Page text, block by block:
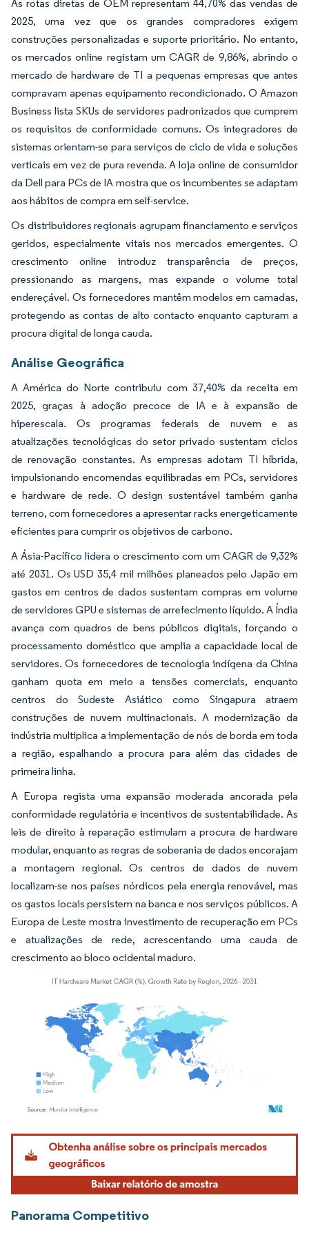
As rotas diretas de OEM representam 44,70% das vendas de
2025, uma vez que os grandes compradores exigem
construções personalizadas e suporte prioritário. No entanto,
os mercados online registam um CAGR de 9,86%, abrindo o
mercado de hardware de TI a pequenas empresas que antes
compravam apenas equipamento recondicionado. O Amazon
Business lista SKUs de servidores padronizados que cumprem
os requisitos de conformidade comuns. Os integradores de
sistemas orientam-se para serviços de ciclo de vida e soluções
verticais em vez de pura revenda. A loja online de consumidor
da Dell para PCs de IA mostra que os incumbentes se adaptam
aos hábitos de compra em self-service.
Os distribuidores regionais agrupam financiamento e serviços
geridos, especialmente vitais nos mercados emergentes. O
crescimento online introduz transparência de preços,
pressionando as margens, mas expande o volume total
endereçável. Os fornecedores mantêm modelos em camadas,
protegendo as contas de alto contacto enquanto capturam a
procura digital de longa cauda.
Análise Geográfica
A América do Norte contribuiu com 37,40% da receita em
2025, graças à adoção precoce de IA e à expansão de
hiperescala. Os programas federais de nuvem e as
atualizações tecnológicas do setor privado sustentam ciclos
de renovação constantes. As empresas adotam TI híbrida,
impulsionando encomendas equilibradas em PCs, servidores
e hardware de rede. O design sustentável também ganha
terreno, com fornecedores a apresentar racks energeticamente
eficientes para cumprir os objetivos de carbono.
A Ásia-Pacífico lidera o crescimento com um CAGR de 9,32%
até 2031. Os USD 35,4 mil milhões planeados pelo Japão em
gastos em centros de dados sustentam compras em volume
de servidores GPU e sistemas de arrefecimento líquido. A Índia
avança com quadros de bens públicos digitais, forçando o
processamento doméstico que amplia a capacidade local de
servidores. Os fornecedores de tecnologia indígena da China
ganham quota em meio a tensões comerciais, enquanto
centros do Sudeste Asiático como Singapura atraem
construções de nuvem multinacionais. A modernização da
indústria multiplica a implementação de nós de borda em toda
a região, espalhando a procura para além das cidades de
primeira linha.
A Europa regista uma expansão moderada ancorada pela
conformidade regulatória e incentivos de sustentabilidade. As
leis de direito à reparação estimulam a procura de hardware
modular, enquanto as regras de soberania de dados encorajam
a montagem regional. Os centros de dados de nuvem
localizam-se nos países nórdicos pela energia renovável, mas
os gastos locais persistem na banca e nos serviços públicos. A
Europa de Leste mostra investimento de recuperação em PCs
e atualizações de rede, acrescentando uma cauda de
crescimento ao bloco ocidental maduro.
Imagem © Mordor Intelligence. O reuso requer atribuição conforme CC BY 4.0.
Panorama Competitivo